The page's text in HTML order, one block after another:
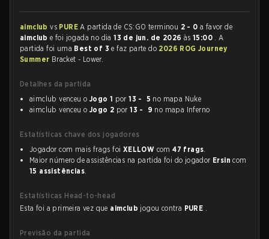
aimclubvs PUREA partida de CS:GO terminou 2 - 0 a favor de
aimclube foi jogada no dia13 de jun. de 2026 às15:00 . A
partida foi uma Best of 3e faz parte do 2026 ROG Journey
Summer Bracket - Lower.
Detalhes da partida
aimclub venceu o Jogo 1 por13 - 5 no mapa Nuke
aimclub venceu o Jogo 2 por13 - 9 no mapa Inferno
Estatísticas chave dos jogadores
Jogador com mais frags foi XELLOW com47 frags.
Maior número de assistências na partida foi do jogador Ersin com
15 assistências.
Estatísticas Head-to-head
Esta foi a primeira vez que aimclub jogou contra PURE .
Previsão da partida